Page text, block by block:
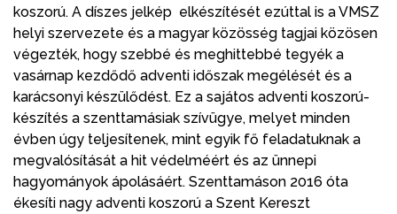
koszorú. A díszes jelkép elkészítését ezúttal is a VMSZ
helyi szervezete és a magyar közösség tagjai közösen
végezték, hogy szebbé és meghittebbé tegyék a
vasárnap kezdődő adventi időszak megélését és a
karácsonyi készülődést. Ez a sajátos adventi koszorú-
készítés a szenttamásiak szívügye, melyet minden
évben úgy teljesítenek, mint egyik fő feladatuknak a
megvalósítását a hit védelméért és az ünnepi
hagyományok ápolásáért. Szenttamáson 2016 óta
ékesíti nagy adventi koszorú a Szent Kereszt